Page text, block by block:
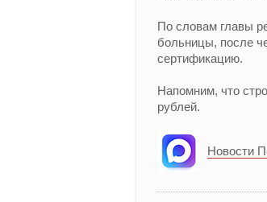
По словам главы
больницы, после
сертификацию.
Напомним, что
рублей.
Новости